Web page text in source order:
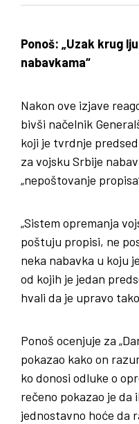
Ponoš: „Uzak krug
nabavkama“
Nakon ove izjave
bivši načelnik
koji je tvrdnje
za vojsku Srbije
„nepoštovanje
„Sistem opremanja
poštuju propisi, ne
neka nabavka u koju
od kojih je jedan
hvali da je upravo
Ponoš ocenjuje za
pokazao kako on
ko donosi odluke o
rečeno pokazao je da
jednostavno hoće da